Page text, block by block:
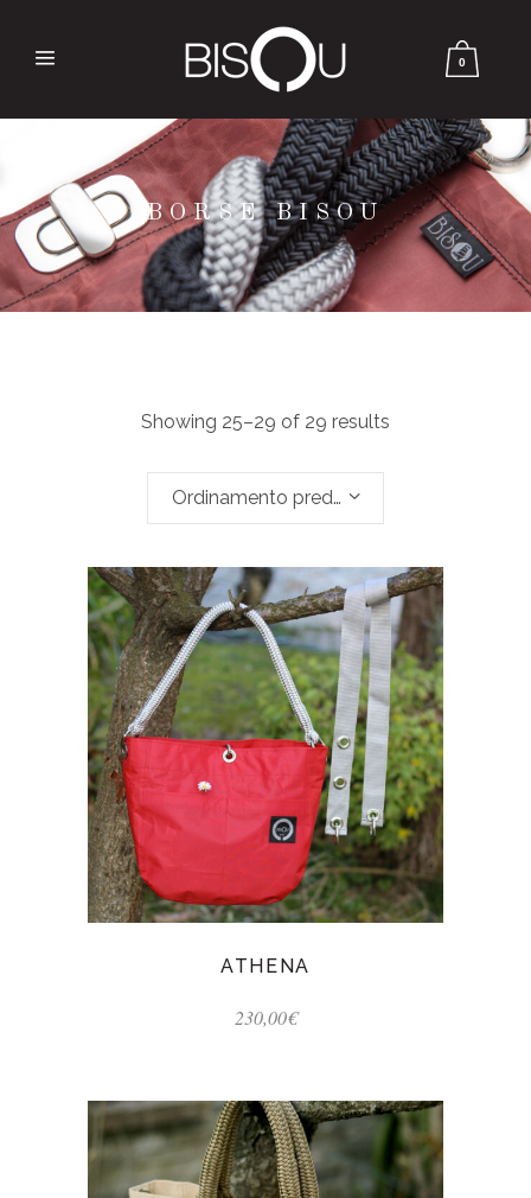
0
BORSE BISOU
Showing 25–29 of 29 results
Ordinamento predefinito
ATHENA
230,00€